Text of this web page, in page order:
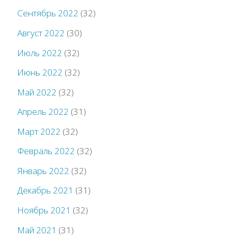
Сентябрь 2022 (32)
Август 2022 (30)
Июль 2022 (32)
Июнь 2022 (32)
Май 2022 (32)
Апрель 2022 (31)
Март 2022 (32)
Февраль 2022 (32)
Январь 2022 (32)
Декабрь 2021 (31)
Ноябрь 2021 (32)
Май 2021 (31)